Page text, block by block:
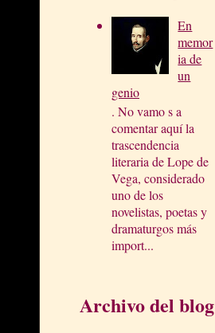
En
memor
ia de
un
genio
. No vamo s a
comentar aquí la
trascendencia
literaria de Lope de
Vega, considerado
uno de los
novelistas, poetas y
dramaturgos más
import...
Archivo del blog